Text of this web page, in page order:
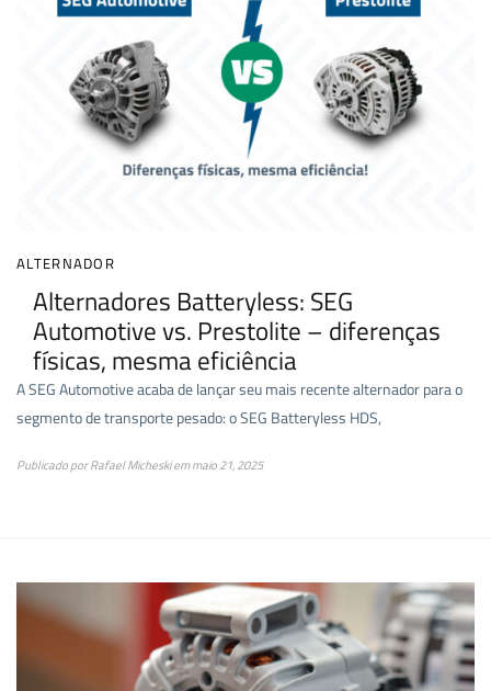
ALTERNADOR
Alternadores Batteryless: SEG
Automotive vs. Prestolite – diferenças
físicas, mesma eficiência
A SEG Automotive acaba de lançar seu mais recente alternador para o
segmento de transporte pesado: o SEG Batteryless HDS,
Publicado porRafael Micheskiemmaio 21, 2025